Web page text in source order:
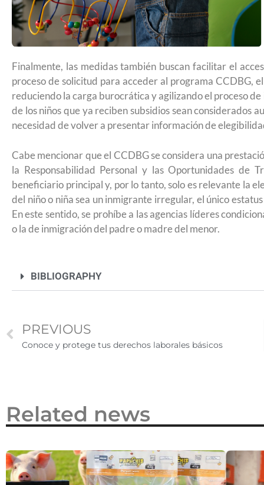
Finalmente, las medidas también buscan facilitar el
proceso de solicitud para acceder al programa CCDBG,
reduciendo la carga burocrática y agilizando el proceso
de los niños que ya reciben subsidios sean considerados
necesidad de volver a presentar información de
Cabe mencionar que el CCDBG se considera una
la Responsabilidad Personal y las Oportunidades de
beneficiario principal y, por lo tanto, solo es relevante la
del niño o niña sea un inmigrante irregular, el único
En este sentido, se prohíbe a las agencias líderes
o la de inmigración del padre o madre del menor.
BIBLIOGRAPHY
PREVIOUS
Conoce y protege tus derechos laborales básicos
2026
Related news